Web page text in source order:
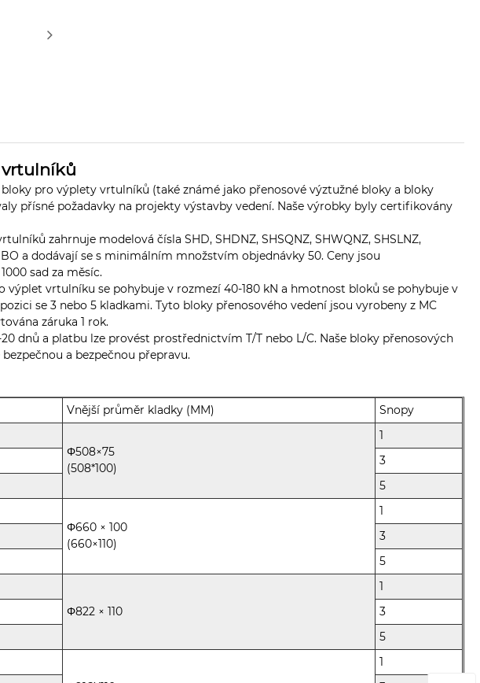
vrtulníků
pro výplety vrtulníků (také známé jako přenosové výztužné bloky a bloky
přísné požadavky na projekty výstavby vedení. Naše výrobky byly certifikovány
zahrnuje modelová čísla SHD, SHDNZ, SHSQNZ, SHWQNZ, SHSLNZ,
a dodávají se s minimálním množstvím objednávky 50. Ceny jsou
sad za měsíc.
výplet vrtulníku se pohybuje v rozmezí 40-180 kN a hmotnost bloků se pohybuje v
se 3 nebo 5 kladkami. Tyto bloky přenosového vedení jsou vyrobeny z MC
záruka 1 rok.
dnů a platbu lze provést prostřednictvím T/T nebo L/C. Naše bloky přenosových
a bezpečnou přepravu.
Vnější průměr kladky (MM)
Snopy
Φ508×75
(508*100)
1
3
5
Φ660 × 100
(660×110)
1
3
5
Φ822 × 110
1
3
5
1